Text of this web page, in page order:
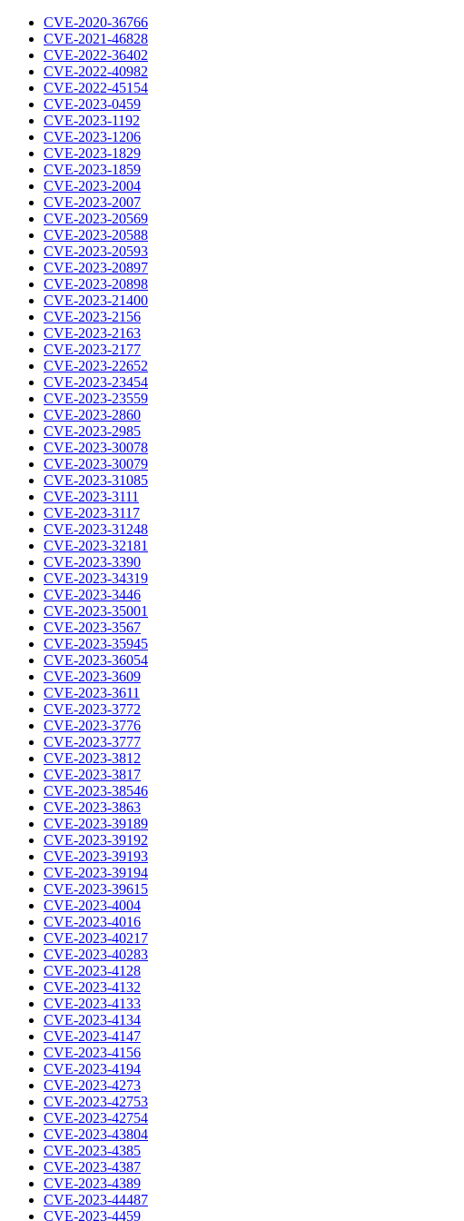
CVE-2020-36766
CVE-2021-46828
CVE-2022-36402
CVE-2022-40982
CVE-2022-45154
CVE-2023-0459
CVE-2023-1192
CVE-2023-1206
CVE-2023-1829
CVE-2023-1859
CVE-2023-2004
CVE-2023-2007
CVE-2023-20569
CVE-2023-20588
CVE-2023-20593
CVE-2023-20897
CVE-2023-20898
CVE-2023-21400
CVE-2023-2156
CVE-2023-2163
CVE-2023-2177
CVE-2023-22652
CVE-2023-23454
CVE-2023-23559
CVE-2023-2860
CVE-2023-2985
CVE-2023-30078
CVE-2023-30079
CVE-2023-31085
CVE-2023-3111
CVE-2023-3117
CVE-2023-31248
CVE-2023-32181
CVE-2023-3390
CVE-2023-34319
CVE-2023-3446
CVE-2023-35001
CVE-2023-3567
CVE-2023-35945
CVE-2023-36054
CVE-2023-3609
CVE-2023-3611
CVE-2023-3772
CVE-2023-3776
CVE-2023-3777
CVE-2023-3812
CVE-2023-3817
CVE-2023-38546
CVE-2023-3863
CVE-2023-39189
CVE-2023-39192
CVE-2023-39193
CVE-2023-39194
CVE-2023-39615
CVE-2023-4004
CVE-2023-4016
CVE-2023-40217
CVE-2023-40283
CVE-2023-4128
CVE-2023-4132
CVE-2023-4133
CVE-2023-4134
CVE-2023-4147
CVE-2023-4156
CVE-2023-4194
CVE-2023-4273
CVE-2023-42753
CVE-2023-42754
CVE-2023-43804
CVE-2023-4385
CVE-2023-4387
CVE-2023-4389
CVE-2023-44487
CVE-2023-4459